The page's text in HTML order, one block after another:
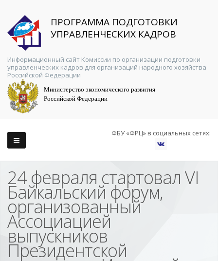
ПРОГРАММА ПОДГОТОВКИ
УПРАВЛЕНЧЕСКИХ КАДРОВ
Информационный сайт Комиссии по организации подготовки
управленческих кадров для организаций народного хозяйства
Российской Федерации
Министерство экономического развития
Российской Федерации
ФБУ «ФРЦ» в социальных сетях:
24 февраля стартовал VI
Байкальский форум,
организованный
Ассоциацией
выпускников
Президентской